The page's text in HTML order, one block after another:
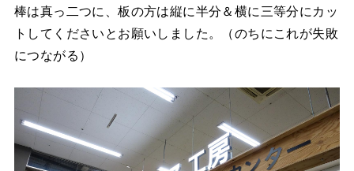
棒は真っ二つに、板の方は縦に半分＆横に三等分にカッ
トしてくださいとお願いしました。（のちにこれが失敗
につながる）